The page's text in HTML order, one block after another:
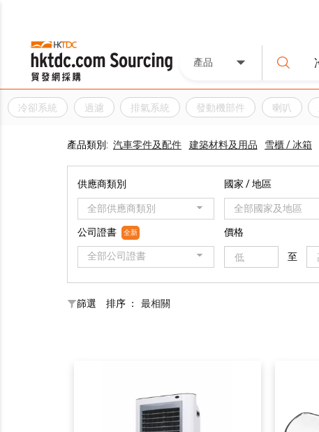
產品
冷卻系統 過濾 排氣系統 發動機部件 喇叭
產品類別: 汽車零件及配件 建築材料及用品 雪櫃 / 冰箱
供應商類別
全部供應商類別
國家 / 地區
全部國家及地區
公司證書 全新
全部公司證書
價格
至
篩選 排序 ： 最相關